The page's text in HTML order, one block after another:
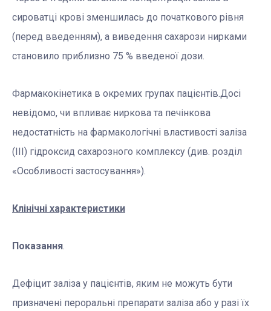
сироватці крові зменшилась до початкового рівня
(перед введенням), а виведення сахарози нирками
становило приблизно 75 % введеної дози.
Фармакокінетика в окремих групах пацієнтів.Досі
невідомо, чи впливає ниркова та печінкова
недостатність на фармакологічні властивості заліза
(ІІІ) гідроксид сахарозного комплексу (див. розділ
«Особливості застосування»).
Клінічні характеристики
Показання
Дефіцит заліза у пацієнтів, яким не можуть бути
призначені пероральні препарати заліза або у разі їх